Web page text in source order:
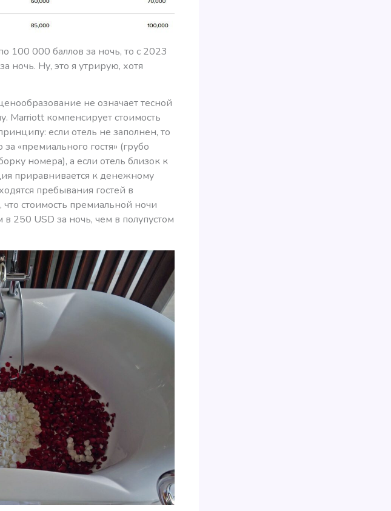
100 000 баллов за ночь, то с 2023
ночь. Ну, это я утрирую, хотя
не означает тесной
Marriott компенсирует стоимость
если отель не заполнен, то
«премиального гостя» (грубо
номера), а если отель близок к
приравнивается к денежному
пребывания гостей в
стоимость премиальной ночи
250 USD за ночь, чем в полупустом